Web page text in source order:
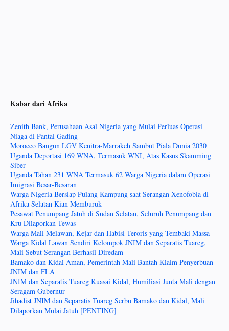
Kabar dari Afrika
Zenith Bank, Perusahaan Asal Nigeria yang Mulai Perluas Operasi
Niaga di Pantai Gading
Morocco Bangun LGV Kenitra-Marrakeh Sambut Piala Dunia 2030
Uganda Deportasi 169 WNA, Termasuk WNI, Atas Kasus Skamming
Siber
Uganda Tahan 231 WNA Termasuk 62 Warga Nigeria dalam Operasi
Imigrasi Besar-Besaran
Warga Nigeria Bersiap Pulang Kampung saat Serangan Xenofobia di
Afrika Selatan Kian Memburuk
Pesawat Penumpang Jatuh di Sudan Selatan, Seluruh Penumpang dan
Kru Dilaporkan Tewas
Warga Mali Melawan, Kejar dan Habisi Teroris yang Tembaki Massa
Warga Kidal Lawan Sendiri Kelompok JNIM dan Separatis Tuareg,
Mali Sebut Serangan Berhasil Diredam
Bamako dan Kidal Aman, Pemerintah Mali Bantah Klaim Penyerbuan
JNIM dan FLA
JNIM dan Separatis Tuareg Kuasai Kidal, Humiliasi Junta Mali dengan
Seragam Gubernur
Jihadist JNIM dan Separatis Tuareg Serbu Bamako dan Kidal, Mali
Dilaporkan Mulai Jatuh [PENTING]